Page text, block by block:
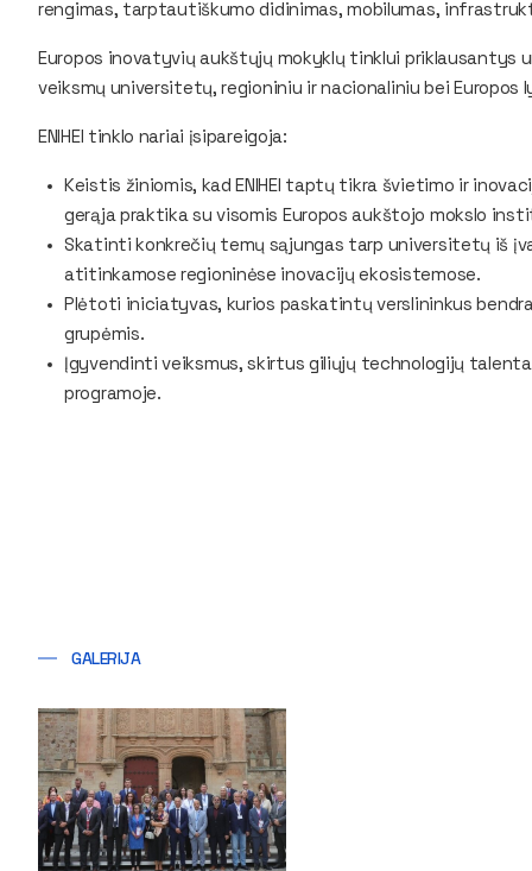
rengimas, tarptautiškumo didinimas, mobilumas,
Europos inovatyvių aukštųjų mokyklų tinklui priklausantys
veiksmų universitetų, regioniniu ir nacionaliniu bei Europos
ENIHEI tinklo nariai įsipareigoja:
Keistis žiniomis, kad ENIHEI taptų tikra švietimo ir
gerąja praktika su visomis Europos aukštojo mokslo
Skatinti konkrečių temų sąjungas tarp universitetų iš
atitinkamose regioninėse inovacijų ekosistemose.
Plėtoti iniciatyvas, kurios paskatintų verslininkus
grupėmis.
Įgyvendinti veiksmus, skirtus giliųjų technologijų
programoje.
GALERIJA